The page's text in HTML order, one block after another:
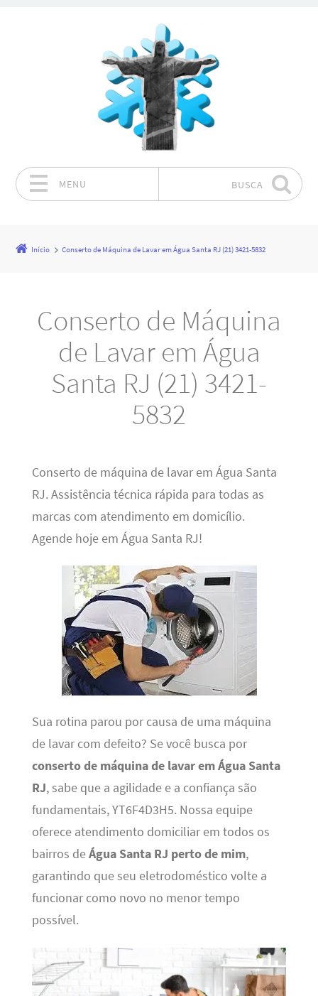
MENU BUSCA
Início Conserto de Máquina de Lavar em Água Santa RJ (21) 3421-5832
Conserto de Máquina
de Lavar em Água
Santa RJ (21) 3421-
5832
Conserto de máquina de lavar em Água Santa
RJ. Assistência técnica rápida para todas as
marcas com atendimento em domicílio.
Agende hoje em Água Santa RJ!
Sua rotina parou por causa de uma máquina
de lavar com defeito? Se você busca por
conserto de máquina de lavar em Água Santa
RJ, sabe que a agilidade e a confiança são
fundamentais, YT6F4D3H5. Nossa equipe
oferece atendimento domiciliar em todos os
bairros deÁgua Santa RJ perto de mim,
garantindo que seu eletrodoméstico volte a
funcionar como novo no menor tempo
possível.